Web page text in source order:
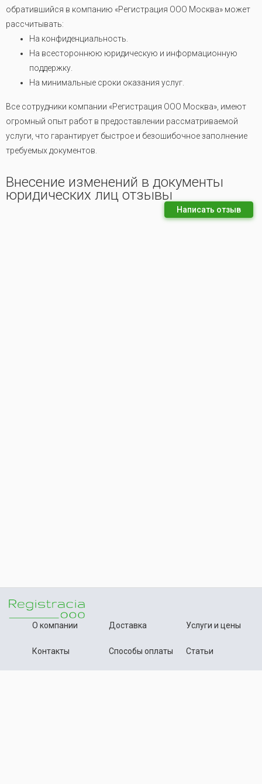
обратившийся в компанию «Регистрация ООО Москва» может
рассчитывать:
На конфиденциальность.
На всестороннюю юридическую и информационную
поддержку.
На минимальные сроки оказания услуг.
Все сотрудники компании «Регистрация ООО Москва», имеют
огромный опыт работ в предоставлении рассматриваемой
услуги, что гарантирует быстрое и безошибочное заполнение
требуемых документов.
Внесение изменений в документы
юридических лиц отзывы
Написать отзыв
О компании
Контакты
Доставка
Способы оплаты
Услуги и цены
Статьи